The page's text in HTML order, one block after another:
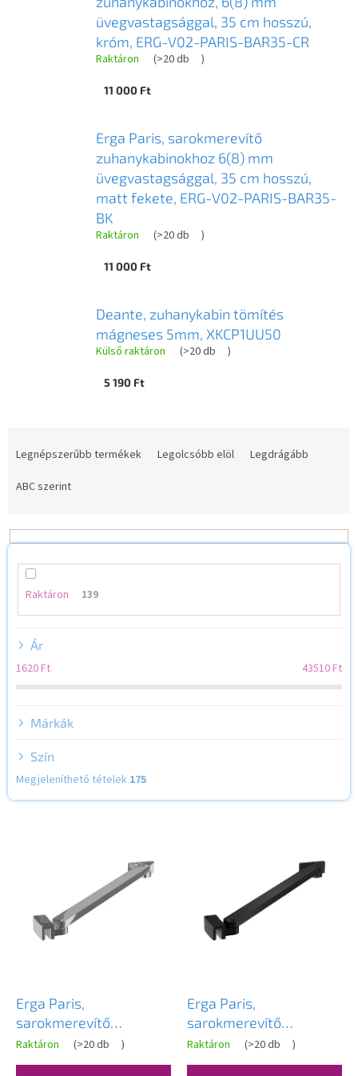
üvegvastagsággal, 35 cm hosszú,
króm, ERG-V02-PARIS-BAR35-CR
Raktáron (>20 db )
11 000 Ft
Erga Paris, sarokmerevítő
zuhanykabinokhoz 6(8) mm
üvegvastagsággal, 35 cm hosszú,
matt fekete, ERG-V02-PARIS-BAR35-
BK
Raktáron (>20 db )
11 000 Ft
Deante, zuhanykabin tömítés
mágneses 5mm, XKCP1UU50
Külső raktáron (>20 db )
5 190 Ft
m
e
Legnépszerűbb termékek Legolcsóbb elöl
Legdrágább
ABC szerint
Raktáron 139
Ár
1620Ft 43510Ft
Márkák
Szín
Megjeleníthető tételek 175
Erga Paris,
sarokmerevítő
zuhanykabinokhoz, 6(8)
mm üvegvastagsággal,
Raktáron (>20 db )
Erga Paris,
sarokmerevítő
zuhanykabinokhoz 6(8)
mm üvegvastagsággal,
Raktáron (>20 db )